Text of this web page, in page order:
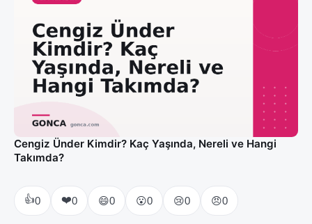
Cengiz Ünder Kimdir? Kaç Yaşında, Nereli ve Hangi
Takımda?
👍0 ❤️0 😄0 😮0 😢0 😠0